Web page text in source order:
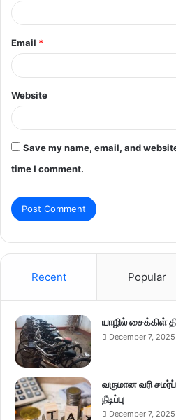
Email *
Website
Save my name, email, and
time I comment.
Recent Popular
யாழில் சைக்கிள்
December 7, 2025
வருமான வரி
நீடிப்பு
December 7, 2025